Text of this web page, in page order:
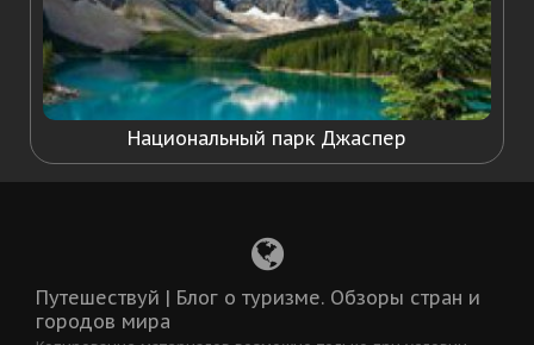
Национальный парк Джаспер
Путешествуй | Блог о туризме. Обзоры стран и
городов мира